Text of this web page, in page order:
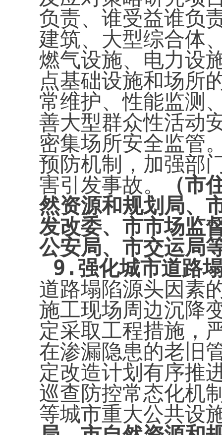
负责、谁受益谁负
建筑、大型综合体
燃气设施、电力设
点基础设施和场所
常维护、性能监测
善大型群众性活动
密集场所安全监管
预防机制，加强部
害引发事故。
（市
然资源和规划局、
发改委、市市场监
公安局、市交运局
9. 强化城市道路
道路塌陷源头因素
施工现场周边沉降
定采取工程措施，
在渗漏隐患的老旧
定改造计划有序推
巡查防控常态化机
等城市重大公共设